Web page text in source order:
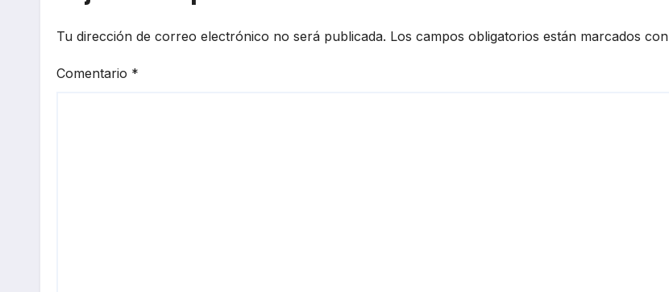
Tu dirección de correo electrónico no será publicada. Los campos obligatorios están marcados con
Comentario *